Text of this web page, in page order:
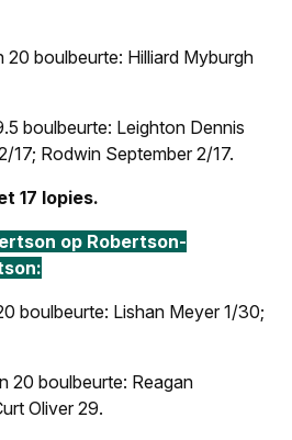
20 boulbeurte: Hilliard Myburgh
boulbeurte: Leighton Dennis
17; Rodwin September 2/17.
17 lopies.
op Robertson-
boulbeurte: Lishan Meyer 1/30;
20 boulbeurte: Reagan
Oliver 29.